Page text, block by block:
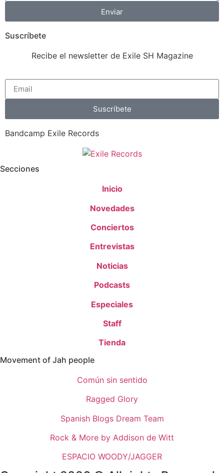
Enviar
Suscríbete
Recibe el newsletter de Exile SH Magazine
Suscríbete
Bandcamp Exile Records
Secciones
Inicio
Novedades
Conciertos
Entrevistas
Noticias
Podcasts
Especiales
Staff
Tienda
Movement of Jah people
Común sin sentido
Ragged Glory
Spanish Blogs Dream Team
Rock & More by Addison de Witt
ESPACIO WOODY/JAGGER